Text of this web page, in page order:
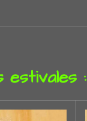
estivales :